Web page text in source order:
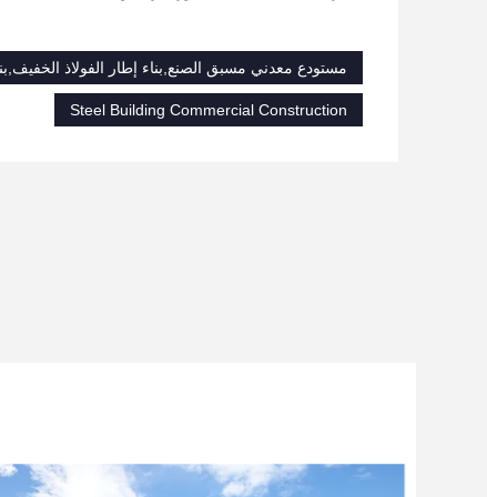
مستودع معدني مسبق الصنع,بناء إطار الفولاذ
Steel Building Commercial Construction